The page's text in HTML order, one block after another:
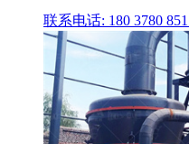
联系电话: 180 3780